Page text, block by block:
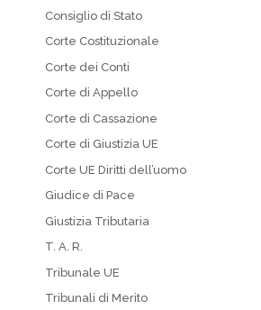
Consiglio di Stato
Corte Costituzionale
Corte dei Conti
Corte di Appello
Corte di Cassazione
Corte di Giustizia UE
Corte UE Diritti dell’uomo
Giudice di Pace
Giustizia Tributaria
T. A. R.
Tribunale UE
Tribunali di Merito